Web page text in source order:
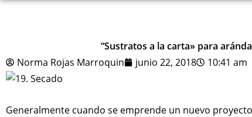
“Sustratos a la carta» para
Norma Rojas Marroquin
junio 22, 2018 10:41 am
Generalmente cuando se emprende un nuevo